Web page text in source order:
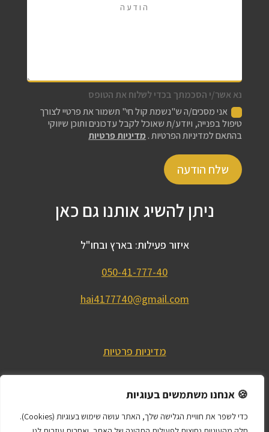
🍪 אנחנו משתמשים בעוגיות
כדי לשפר את חוויית הגלישה שלך, האתר עושה שימוש בעוגיות (Cookies).
נא אשר/י הסכמתך בכדי לשלוח את הטופס
אני מסכים/ה ש"נשמת קול חי" תשמור את פרטיי לצורך
טיפול בפנייה, ויודע/ת שאוכל לקבל עדכונים ותוכן שיווקי
בהתאם למדיניות הפרטיות . מדיניות פרטיות
שלח הודעה
ניתן להשיג אותנו גם כאן
איזור פעילות: בארץ ובחו"ל
050-41-777-40
hai4177740@gmail.com
מדיניות פרטיות
תנאי שימוש באתר
עקבו אחרינו ברשתות החברתיות